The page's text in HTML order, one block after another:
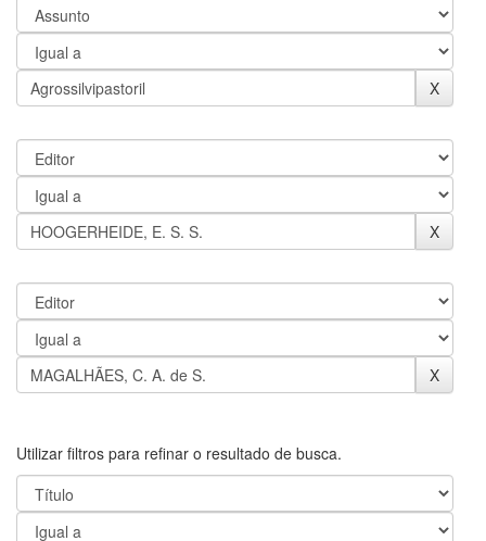
Utilizar filtros para refinar o resultado de busca.